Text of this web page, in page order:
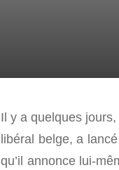
Il y a quelques
libéral belge, a
qu’il annonce lui-